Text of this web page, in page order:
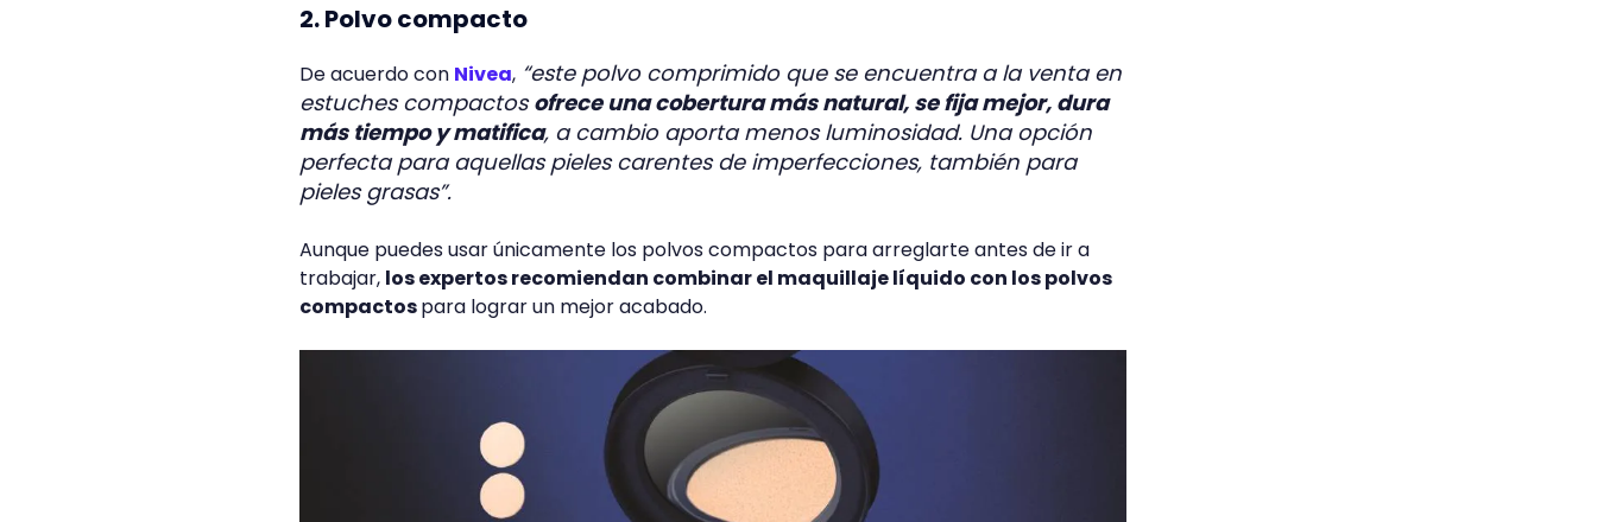
2. Polvo compacto
De acuerdo con Nivea, “este polvo comprimido que se encuentra a la venta en
estuches compactosofrece una cobertura más natural, se fija mejor, dura
más tiempo y matifica, a cambio aporta menos luminosidad. Una opción
perfecta para aquellas pieles carentes de imperfecciones, también para
pieles grasas”.
Aunque puedes usar únicamente los polvos compactos para arreglarte antes de ir a
trabajar, los expertos recomiendan combinar el maquillaje líquido con los polvos
compactospara lograr un mejor acabado.